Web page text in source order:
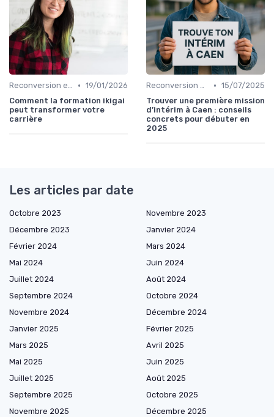
Reconversion et Montée en Compétences • 19/01/2026
Comment la formation ikigai
peut transformer votre
carrière
Reconversion et Montée en Compétences • 15/07/2025
Trouver une première mission
d’intérim à Caen : conseils
concrets pour débuter en
2025
Les articles par date
Octobre 2023
Novembre 2023
Décembre 2023
Janvier 2024
Février 2024
Mars 2024
Mai 2024
Juin 2024
Juillet 2024
Août 2024
Septembre 2024
Octobre 2024
Novembre 2024
Décembre 2024
Janvier 2025
Février 2025
Mars 2025
Avril 2025
Mai 2025
Juin 2025
Juillet 2025
Août 2025
Septembre 2025
Octobre 2025
Novembre 2025
Décembre 2025